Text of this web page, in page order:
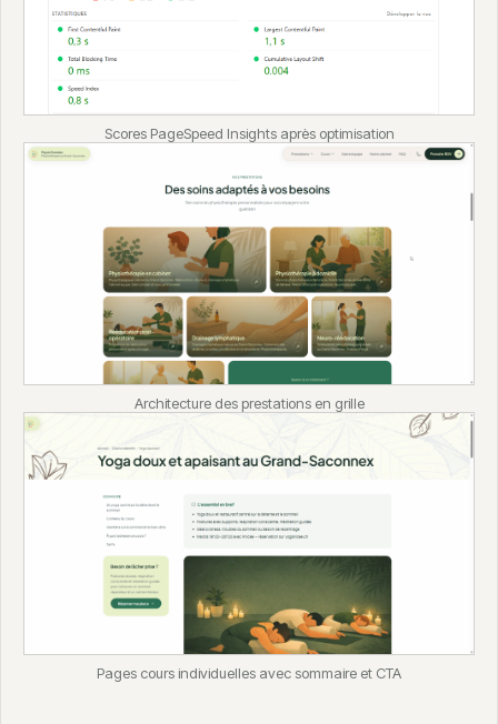
Scores PageSpeed Insights après optimisation
Architecture des prestations en grille
Pages cours individuelles avec sommaire et CTA